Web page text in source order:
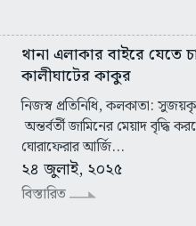
থানা এলাকার বাইরে
কালীঘাটের কাকুর
নিজস্ব প্রতিনিধি, কলকাতা:
অন্তর্বর্তী জামিনের মেয়াদ বৃদ্ধি
ঘোরাফেরার আর্জি...
২৪ জুলাই, ২০২৫
বিস্তারিত